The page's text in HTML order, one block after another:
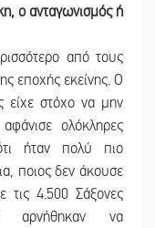
ο ανταγωνισμός ή
από τους
εποχής εκείνης. Ο
είχε στόχο να μην
ολόκληρες
ήταν πολύ πιο
ποιος δεν άκουσε
τις 4.500 Σάξονες
αρνήθηκαν να